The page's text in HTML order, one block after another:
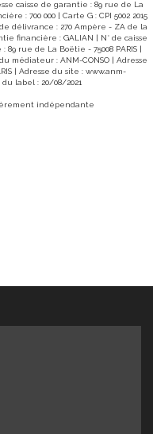
vie hors du commun,
pour se
un projet touristique
19.000€ Prix affiché
4,22% TTC d'honoraires
de chauffage DPE
sur le site Géorisques
caisse de garantie : 89 rue de La
: 700 000 | Carte G : CPI 5002 2015
délivrance : 270 Ampère - ZA de la
financière : GALIAN | N° de caisse
rue de La Boëtie - 75008 PARIS |
médiateur : ANM-CONSO | Adresse
| Adresse du site : www.anm-
label : 20/08/2021
indépendante